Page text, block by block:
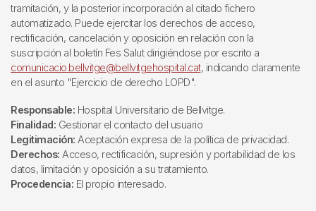
tramitación, y la posterior incorporación al citado fichero
automatizado. Puede ejercitar los derechos de acceso,
rectificación, cancelación y oposición en relación con la
suscripción al boletín Fes Salut dirigiéndose por escrito a
comunicacio.bellvitge@bellvitgehospital.cat, indicando claramente
en el asunto "Ejercicio de derecho LOPD".
Responsable: Hospital Universitario de Bellvitge.
Finalidad: Gestionar el contacto del usuario
Legitimación: Aceptación expresa de la política de privacidad.
Derechos: Acceso, rectificación, supresión y portabilidad de los
datos, limitación y oposición a su tratamiento.
Procedencia: El propio interesado.